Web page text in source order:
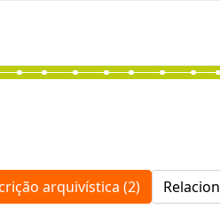
arquivística (2)